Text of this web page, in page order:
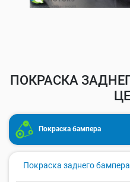
ПОКРАСКА
Покраска бампера
Покраска заднего бампера